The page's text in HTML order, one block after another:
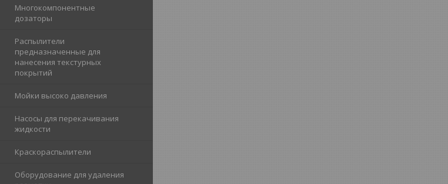
Многокомпонентные
дозаторы
Распылители
предназначенные для
нанесения текстурных
покрытий
Мойки высоко давления
Насосы для перекачивания
жидкости
Краскораспылители
Оборудование для удаления